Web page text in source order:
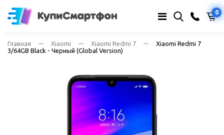
0
Главная Xiaomi Xiaomi Redmi 7
Xiaomi Redmi 7
3/64GB Black - Черный (Global Version)